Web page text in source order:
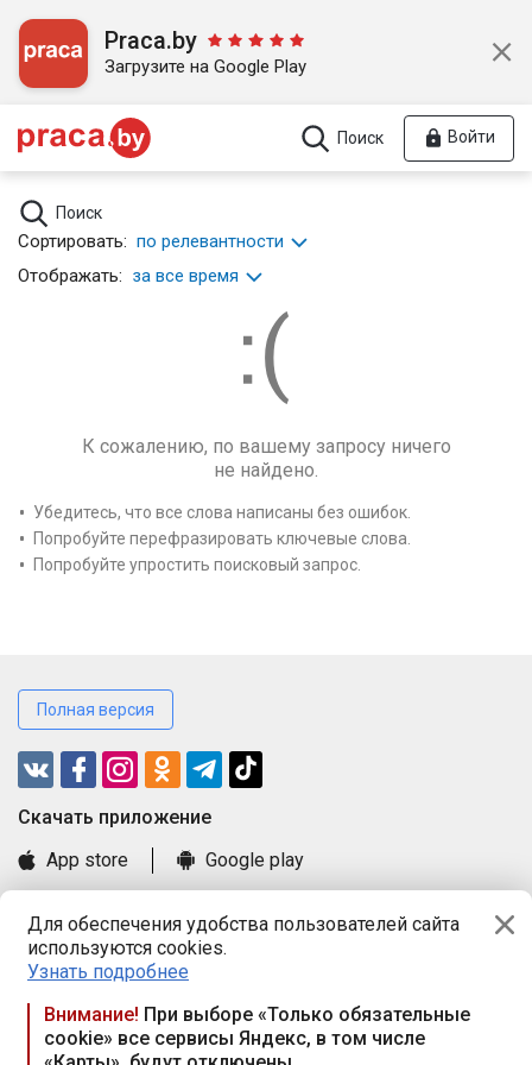
Для обеспечения удобства пользователей сайта
используются cookies.
Узнать подробнее
Внимание! При выборе «Только обязательные
cookie» все сервисы Яндекс, в том числе
Praca.by
Загрузите на Google Play
Поиск Войти
Поиск
Сортировать: по релевантности
Отображать: за все время
К сожалению, по вашему запросу ничего
не найдено.
Убедитесь, что все слова написаны без ошибок.
Попробуйте перефразировать ключевые слова.
Попробуйте упростить поисковый запрос.
Полная версия
Cкачать приложение
App store
Google play
Книга замечаний и предложений
Правила и документы
Praca.by © 2000—2026, ООО «ПРАЦА БАЙ»
Республика Беларусь, 220114, г. Минск, пр-т Независимости
117а, пом. № 9.